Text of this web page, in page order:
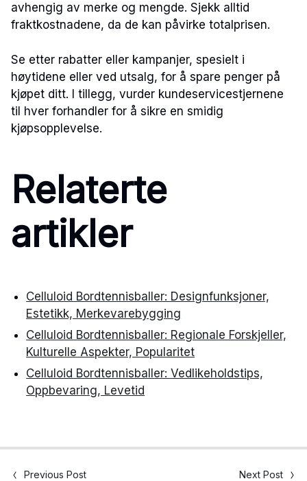
avhengig av merke og mengde. Sjekk alltid
fraktkostnadene, da de kan påvirke totalprisen.
Se etter rabatter eller kampanjer, spesielt i
høytidene eller ved utsalg, for å spare penger på
kjøpet ditt. I tillegg, vurder kundeservicestjernene
til hver forhandler for å sikre en smidig
kjøpsopplevelse.
Relaterte
artikler
Celluloid Bordtennisballer: Designfunksjoner,
Estetikk, Merkevarebygging
Celluloid Bordtennisballer: Regionale Forskjeller,
Kulturelle Aspekter, Popularitet
Celluloid Bordtennisballer: Vedlikeholdstips,
Oppbevaring, Levetid
Previous Post Next Post